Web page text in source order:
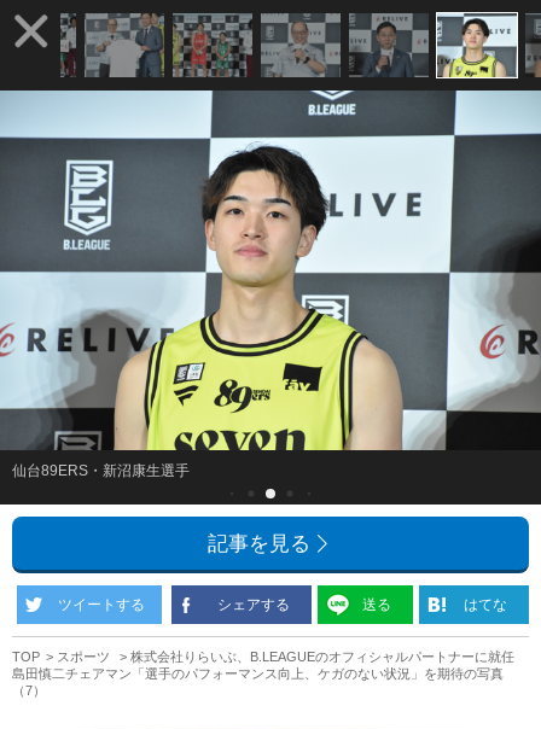
仙台89ERS・新沼康生選手
記事を見る
ツイートする シェアする 送る はてな
TOP スポーツ
株式会社りらいぶ、B.LEAGUEのオフィシャルパートナーに就任
島田慎二チェアマン「選手のパフォーマンス向上、ケガのない状況」を期待の写真
（7）